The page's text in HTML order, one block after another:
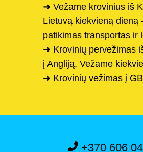
➜ Vežame krovinius iš
Lietuvą kiekvieną dieną
patikimas transportas ir
➜ Krovinių pervežimas
į Angliją, Vežame
➜ Krovinių vežimas į GB
+370 606